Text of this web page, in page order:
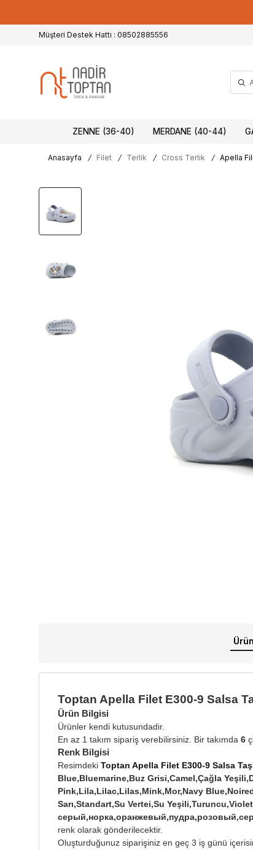
Müşteri Destek Hattı : 08502885556
ZENNE (36-40) MERDANE (40-44)
Anasayfa / Filet / Terlik / Cross Terlik / Apella
Toptan Apella Filet E300-9 Salsa
Ürün Bilgisi
Ürünler kendi kutusundadir.
En az 1 takım sipariş verebilirsiniz. Bir takımda 6
Renk Bilgisi
Resimdeki Toptan Apella Filet E300-9 Salsa
Blue,Bluemarine,Buz Grisi,Camel,Çağla
Pink,Lila,Lilac,Lilas,Mink,Mor,Navy
Sarı,Standart,Su Vertei,Su
renk olarak gönderilecektir.
Oluşturduğunuz siparişiniz en geç 3 iş günü